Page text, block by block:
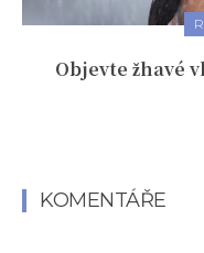
Objevte žhavé
KOMENTÁŘE